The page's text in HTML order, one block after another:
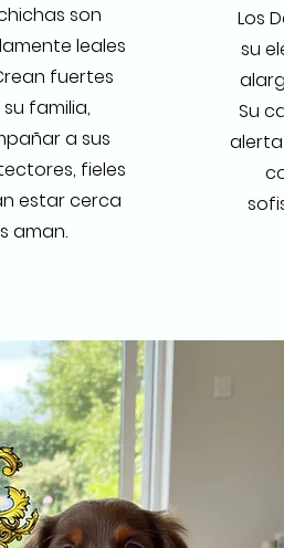
son
leales
fuertes
familia,
a sus
fieles
estar cerca
aman.
Los
su
Su